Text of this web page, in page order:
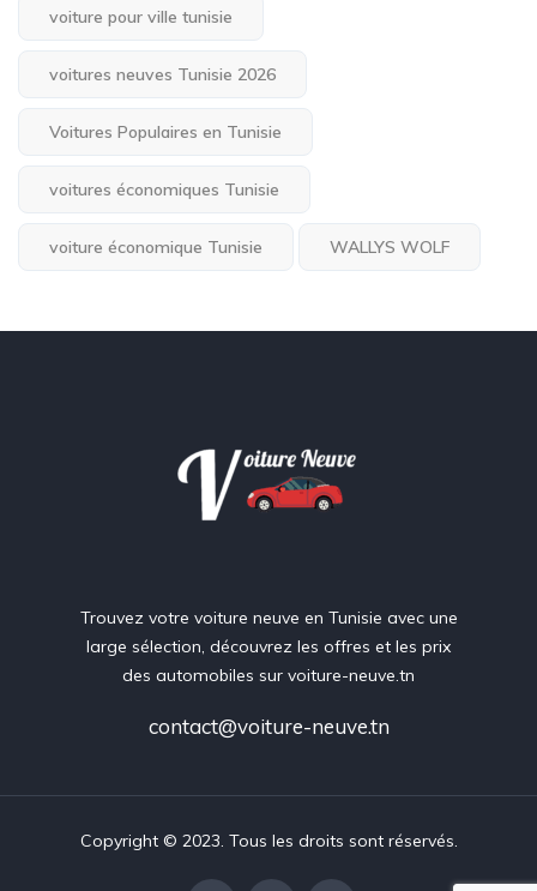
voiture pour ville tunisie
voitures neuves Tunisie 2026
Voitures Populaires en Tunisie
voitures économiques Tunisie
voiture économique Tunisie WALLYS WOLF
Trouvez votre voiture neuve en Tunisie avec une
large sélection, découvrez les offres et les prix
des automobiles sur voiture-neuve.tn
contact@voiture-neuve.tn
Copyright © 2023. Tous les droits sont réservés.